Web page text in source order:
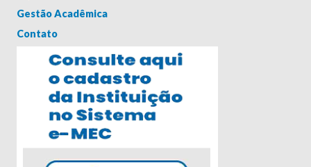
Gestão Acadêmica
Contato